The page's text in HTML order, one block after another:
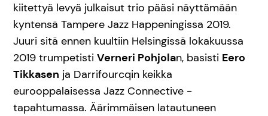
kiitettyä levyä julkaisut trio pääsi näyttämään
kyntensä Tampere Jazz Happeningissa 2019.
Juuri sitä ennen kuultiin Helsingissä lokakuussa
2019 trumpetisti Verneri Pohjolan, basisti Eero
Tikkasen ja Darrifourcqin keikka
eurooppalaisessa Jazz Connective -
tapahtumassa. Äärimmäisen latautuneen